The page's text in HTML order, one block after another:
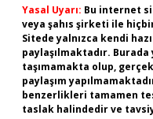
Yasal Uyarı: Bu internet
veya şahıs şirketi ile
Sitede yalnızca kendi
paylaşılmaktadır.
taşımamakta olup,
paylaşım
benzerlikleri tamamen
taslak halindedir ve